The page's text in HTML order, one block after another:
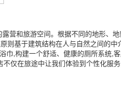
和旅游空间。根据不同的地形、
基于建筑结构在人与自然之间的
,构建一个舒适、健康的厕所系统,
仅在旅途中让我们体验到个性化服务